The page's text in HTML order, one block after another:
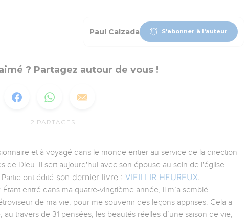
Paul Calzada S'abonner à l'auteur
? Partagez autour de vous !
2 PARTAGES
et à voyagé dans le monde entier au service de la direction
de Dieu. Il sert aujourd'hui avec son épouse au sein de l'église
ont édité son dernier livre : VIEILLIR HEUREUX.
entré dans ma quatre-vingtième année, il m’a semblé
de ma vie, pour me souvenir des leçons apprises. Cela a
travers de 31 pensées, les beautés réelles d’une saison de vie,